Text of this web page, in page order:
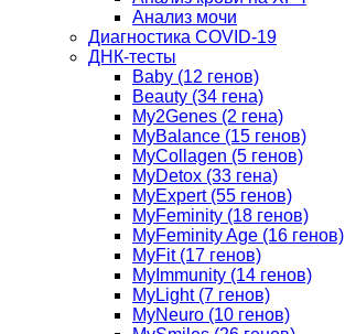
Анализ мочи
Диагностика COVID-19
ДНК-тесты
Baby (12 генов)
Beauty (34 гена)
My2Genes (2 гена)
MyBalance (15 генов)
MyCollagen (5 генов)
MyDetox (33 гена)
MyExpert (55 генов)
MyFeminity (18 генов)
MyFeminity Age (16 генов)
MyFit (17 генов)
MyImmunity (14 генов)
MyLight (7 генов)
MyNeuro (10 генов)